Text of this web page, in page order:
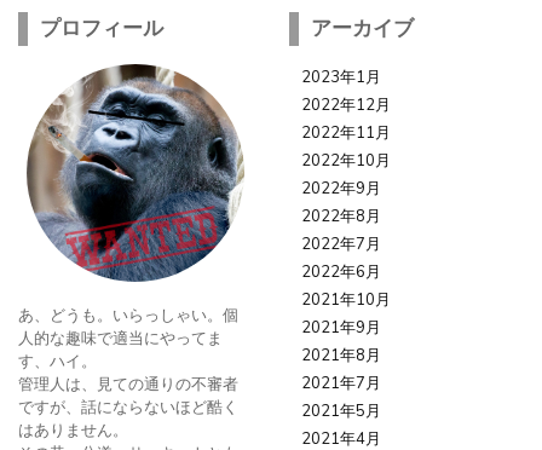
プロフィール
あ、どうも。いらっしゃい。個
人的な趣味で適当にやってま
す、ハイ。
管理人は、見ての通りの不審者
ですが、話にならないほど酷く
はありません。
アーカイブ
2023年1月
2022年12月
2022年11月
2022年10月
2022年9月
2022年8月
2022年7月
2022年6月
2021年10月
2021年9月
2021年8月
2021年7月
2021年5月
2021年4月